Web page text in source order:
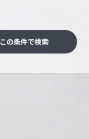
この条件で検索